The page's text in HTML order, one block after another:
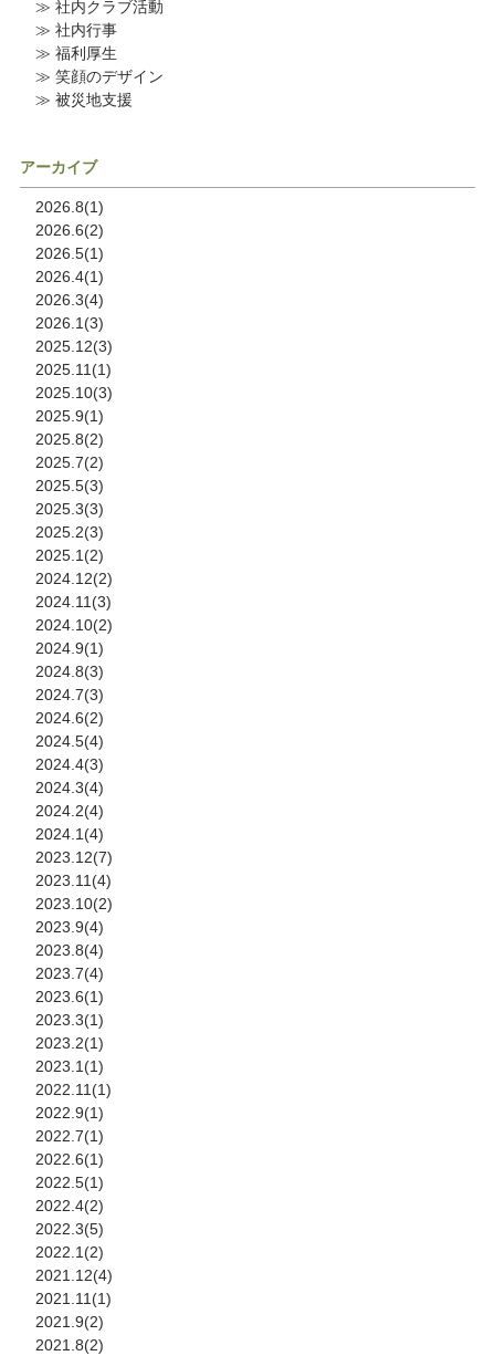
≫ 社内クラブ活動
≫ 社内行事
≫ 福利厚生
≫ 笑顔のデザイン
≫ 被災地支援
アーカイブ
2026.8(1)
2026.6(2)
2026.5(1)
2026.4(1)
2026.3(4)
2026.1(3)
2025.12(3)
2025.11(1)
2025.10(3)
2025.9(1)
2025.8(2)
2025.7(2)
2025.5(3)
2025.3(3)
2025.2(3)
2025.1(2)
2024.12(2)
2024.11(3)
2024.10(2)
2024.9(1)
2024.8(3)
2024.7(3)
2024.6(2)
2024.5(4)
2024.4(3)
2024.3(4)
2024.2(4)
2024.1(4)
2023.12(7)
2023.11(4)
2023.10(2)
2023.9(4)
2023.8(4)
2023.7(4)
2023.6(1)
2023.3(1)
2023.2(1)
2023.1(1)
2022.11(1)
2022.9(1)
2022.7(1)
2022.6(1)
2022.5(1)
2022.4(2)
2022.3(5)
2022.1(2)
2021.12(4)
2021.11(1)
2021.9(2)
2021.8(2)